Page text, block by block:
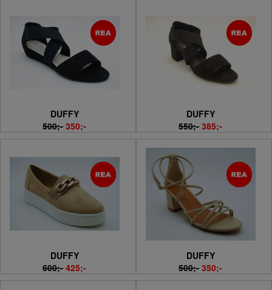
DUFFY
500;- 350;-
DUFFY
550;- 385;-
DUFFY
600;- 425;-
DUFFY
500;- 350;-